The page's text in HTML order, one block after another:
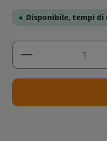
Disponibile, tempi di
Quantità del